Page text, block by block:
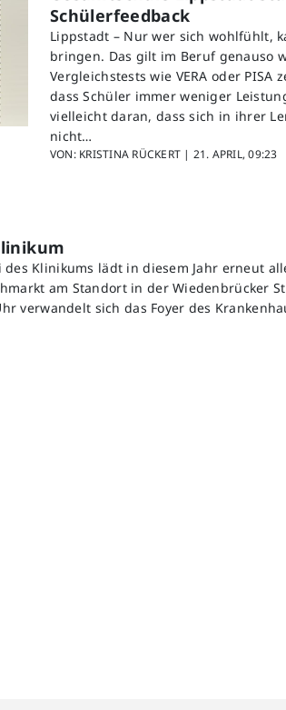
Schülerfeedback
Lippstadt – Nur wer sich wohlfühlt,
bringen. Das gilt im Beruf genauso
Vergleichstests wie VERA oder PISA
dass Schüler immer weniger
vielleicht daran, dass sich in ihrer
nicht…
VON: KRISTINA RÜCKERT | 21. APRIL, 09:23
Klinikums lädt in diesem Jahr erneut
am Standort in der Wiedenbrücker
verwandelt sich das Foyer des